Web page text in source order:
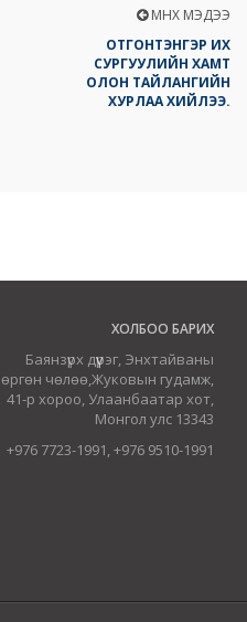
ӨМНӨХ МЭДЭЭ
ОТГОНТЭНГЭР ИХ
СУРГУУЛИЙН ХАМТ
ОЛОН ТАЙЛАНГИЙН
ХУРЛАА ХИЙЛЭЭ.
ХОЛБОО БАРИХ
Баянзүрх дүүрэг, Энхтайваны
өргөн чөлөө,Жуковын гудамж,
41-р хороо, Улаанбаатар хот,
Монгол улс 13343
+976 7723-1991, +976 9510-1991